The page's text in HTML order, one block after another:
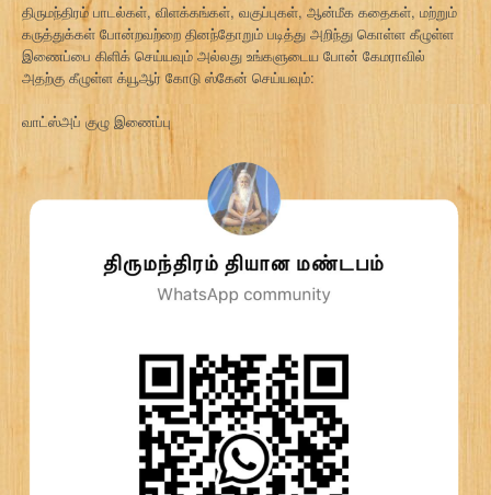
திருமந்திரம் பாடல்கள், விளக்கங்கள், வகுப்புகள், ஆன்மீக கதைகள், மற்றும்
கருத்துக்கள் போன்றவற்றை தினந்தோறும் படித்து அறிந்து கொள்ள கீழுள்ள
இணைப்பை கிளிக் செய்யவும் அல்லது உங்களுடைய போன் கேமராவில்
அதற்கு கீழுள்ள க்யூஆர் கோடு ஸ்கேன் செய்யவும்:
வாட்ஸ்அப் குழு இணைப்பு